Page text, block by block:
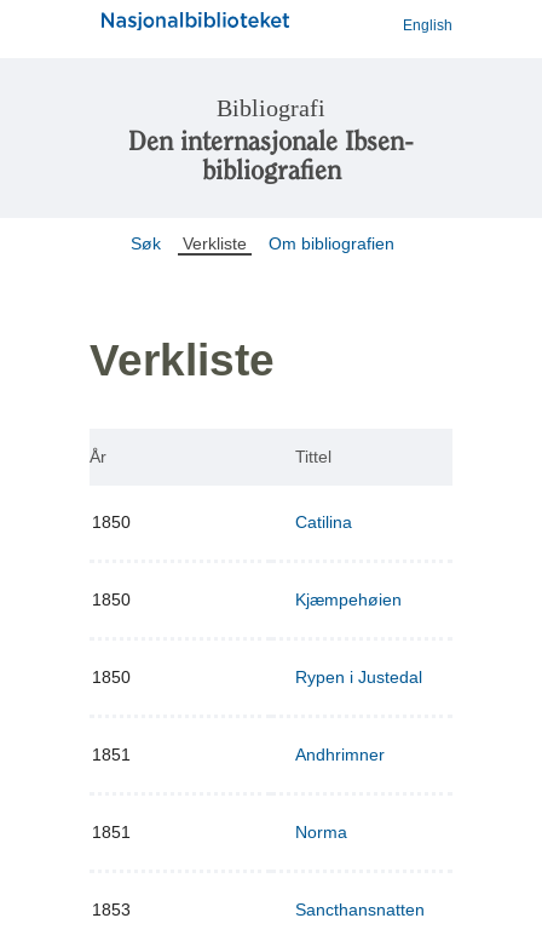
English
Bibliografi
Den internasjonale Ibsen-
bibliografien
Søk Verkliste Om bibliografien
Verkliste
År Tittel
1850 Catilina
1850 Kjæmpehøien
1850 Rypen i Justedal
1851 Andhrimner
1851 Norma
1853 Sancthansnatten